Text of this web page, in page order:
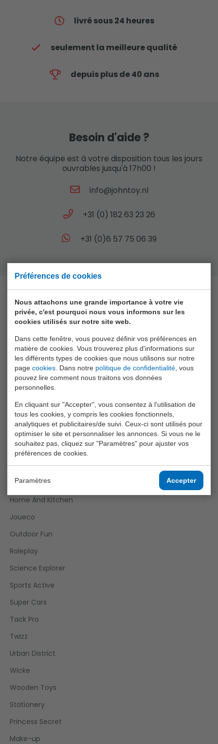
Préférences de cookies
Nous attachons une grande importance à votre vie
privée, c'est pourquoi nous vous informons sur les
cookies utilisés sur notre site web.
Dans cette fenêtre, vous pouvez définir vos préférences en
matière de cookies. Vous trouverez plus d'informations sur
les différents types de cookies que nous utilisons sur notre
page cookies . Dans notre politique de confidentialité , vous
pouvez lire comment nous traitons vos données
personnelles.
En cliquant sur "Accepter", vous consentez à l'utilisation de
tous les cookies, y compris les cookies fonctionnels,
analytiques et publicitaires/de suivi. Ceux-ci sont utilisés pour
optimiser le site et personnaliser les annonces. Si vous ne le
souhaitez pas, cliquez sur "Paramètres" pour ajuster vos
préférences de cookies.
Paramètres Accepter
livré sous 24 heures
seulement la meilleure qualité
depuis plus de 40 ans
Besoin d'aide ?
Notre équipe est à votre disposition tous les jours
ouvrables jusqu'à 17h00 !
info@johntoy.nl
+31 (0) 182 63 23 26
+31 (0)6 57 75 06 39
Collection
Aqua Fun
Baby Rose
Bikefun
Crea Kids
Funtoy
Games
Girls
Happy World
Home And Kitchen
Joueco
Outdoor Fun
Roleplay
Science Explorer
Sports Active
Super Cars
Tack Pro
Twizz
Urban District
Wicke
Wooden Toys
Stationery
Princess Secret
Make-up